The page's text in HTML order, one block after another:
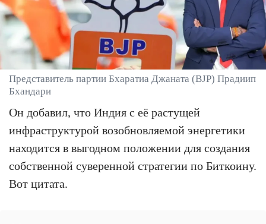
Представитель партии Бхаратиа Джаната (BJP) Прадиип
Бхандари
Он добавил, что Индия с её растущей
инфраструктурой возобновляемой энергетики
находится в выгодном положении для создания
собственной суверенной стратегии по Биткоину.
Вот цитата.